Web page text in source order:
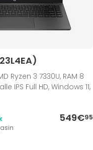
Ryzen 3 7330U, RAM 8
IPS Full HD, Windows 11,
549€95